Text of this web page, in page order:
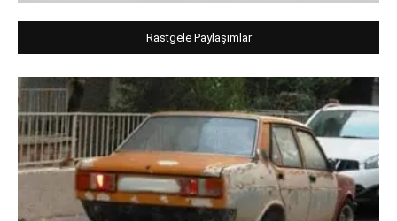
Rastgele Paylaşımlar